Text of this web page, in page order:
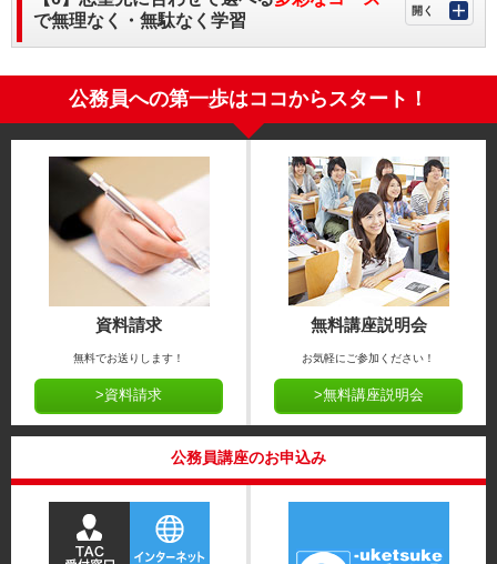
で無理なく・無駄なく学習
公務員への第一歩はココからスタート！
資料請求
無料でお送りします！
>資料請求
無料講座説明会
お気軽にご参加ください！
>無料講座説明会
公務員講座のお申込み